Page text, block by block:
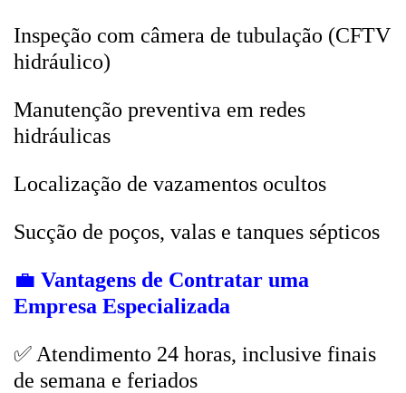
Inspeção com câmera de tubulação (CFTV
hidráulico)
Manutenção preventiva em redes
hidráulicas
Localização de vazamentos ocultos
Sucção de poços, valas e tanques sépticos
💼 Vantagens de Contratar uma
Empresa Especializada
✅ Atendimento 24 horas, inclusive finais
de semana e feriados